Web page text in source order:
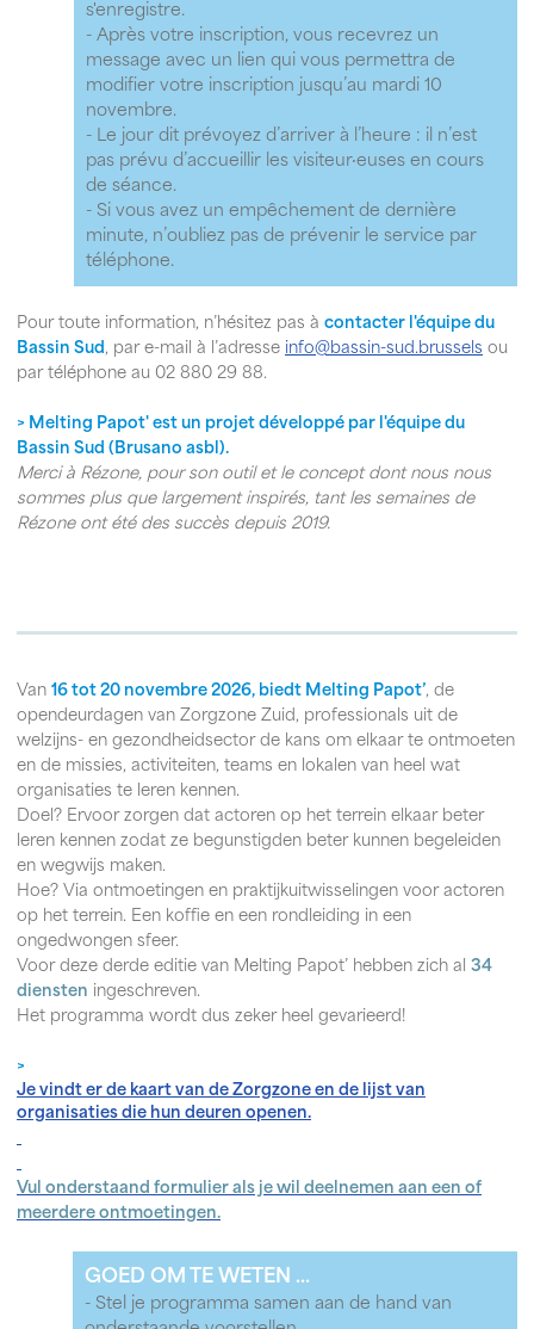
s'enregistre.
- Après votre inscription, vous recevrez un
message avec un lien qui vous permettra de
modifier votre inscription jusqu’au mardi 10
novembre.
- Le jour dit prévoyez d’arriver à l’heure : il n’est
pas prévu d’accueillir les visiteur·euses en cours
de séance.
- Si vous avez un empêchement de dernière
minute, n’oubliez pas de prévenir le service par
téléphone.
Pour toute information, n’hésitez pas à contacter l'équipe du
Bassin Sud, par e-mail à l’adresse info@bassin-sud.brussels ou
par téléphone au 02 880 29 88.
> Melting Papot' est un projet développé par l'équipe du
Bassin Sud (Brusano asbl).
Merci à Rézone, pour son outil et le concept dont nous nous
sommes plus que largement inspirés, tant les semaines de
Rézone ont été des succès depuis 2019.
Van 16 tot 20 novembre 2026, biedt Melting Papot’, de
opendeurdagen van Zorgzone Zuid, professionals uit de
welzijns- en gezondheidsector de kans om elkaar te ontmoeten
en de missies, activiteiten, teams en lokalen van heel wat
organisaties te leren kennen.
Doel? Ervoor zorgen dat actoren op het terrein elkaar beter
leren kennen zodat ze begunstigden beter kunnen begeleiden
en wegwijs maken.
Hoe? Via ontmoetingen en praktijkuitwisselingen voor actoren
op het terrein. Een koffie en een rondleiding in een
ongedwongen sfeer.
Voor deze derde editie van Melting Papot’ hebben zich al 34
diensten ingeschreven.
Het programma wordt dus zeker heel gevarieerd!
>
Je vindt er de kaart van de Zorgzone en de lijst van
organisaties die hun deuren openen.
Vul onderstaand formulier als je wil deelnemen aan een of
meerdere ontmoetingen.
GOED OM TE WETEN ...
- Stel je programma samen aan de hand van